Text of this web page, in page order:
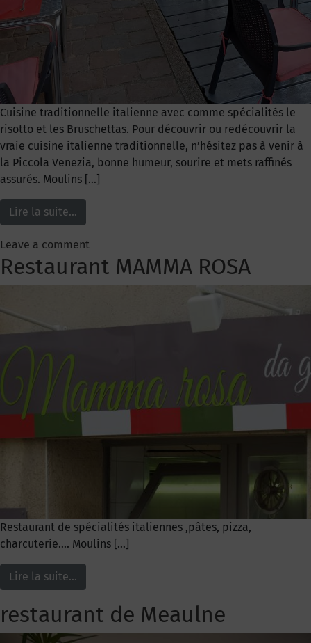
Cuisine traditionnelle italienne avec comme spécialités le
risotto et les Bruschettas. Pour découvrir ou redécouvrir la
vraie cuisine italienne traditionnelle, n’hésitez pas à venir à
la Piccola Venezia, bonne humeur, sourire et mets raffinés
assurés. Moulins […]
Lire la suite…
Leave a comment
Restaurant MAMMA ROSA
Restaurant de spécialités italiennes ,pâtes, pizza,
charcuterie…. Moulins […]
Lire la suite…
restaurant de Meaulne